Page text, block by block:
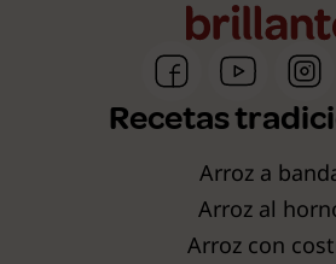
Recetas
Arroz a
Arroz al
Arroz con